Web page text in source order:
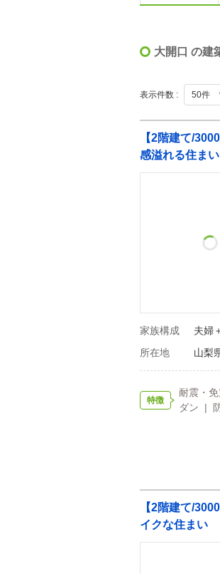
大開口 の建
表示件数 :
【2階建て/
感溢れる住まい
家族構成
夫婦
所在地
山梨
特徴
耐震・
ダン |
【2階建て/
イクな住まい